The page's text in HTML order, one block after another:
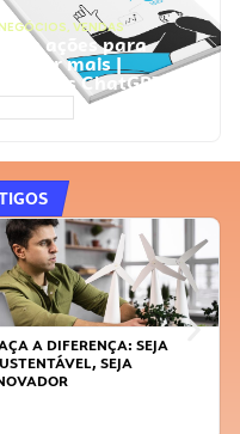
, VENDAS
Faça ações para
vender mais |
Prompts ChatGPT
A DIFERENÇA: SEJA
SEJA